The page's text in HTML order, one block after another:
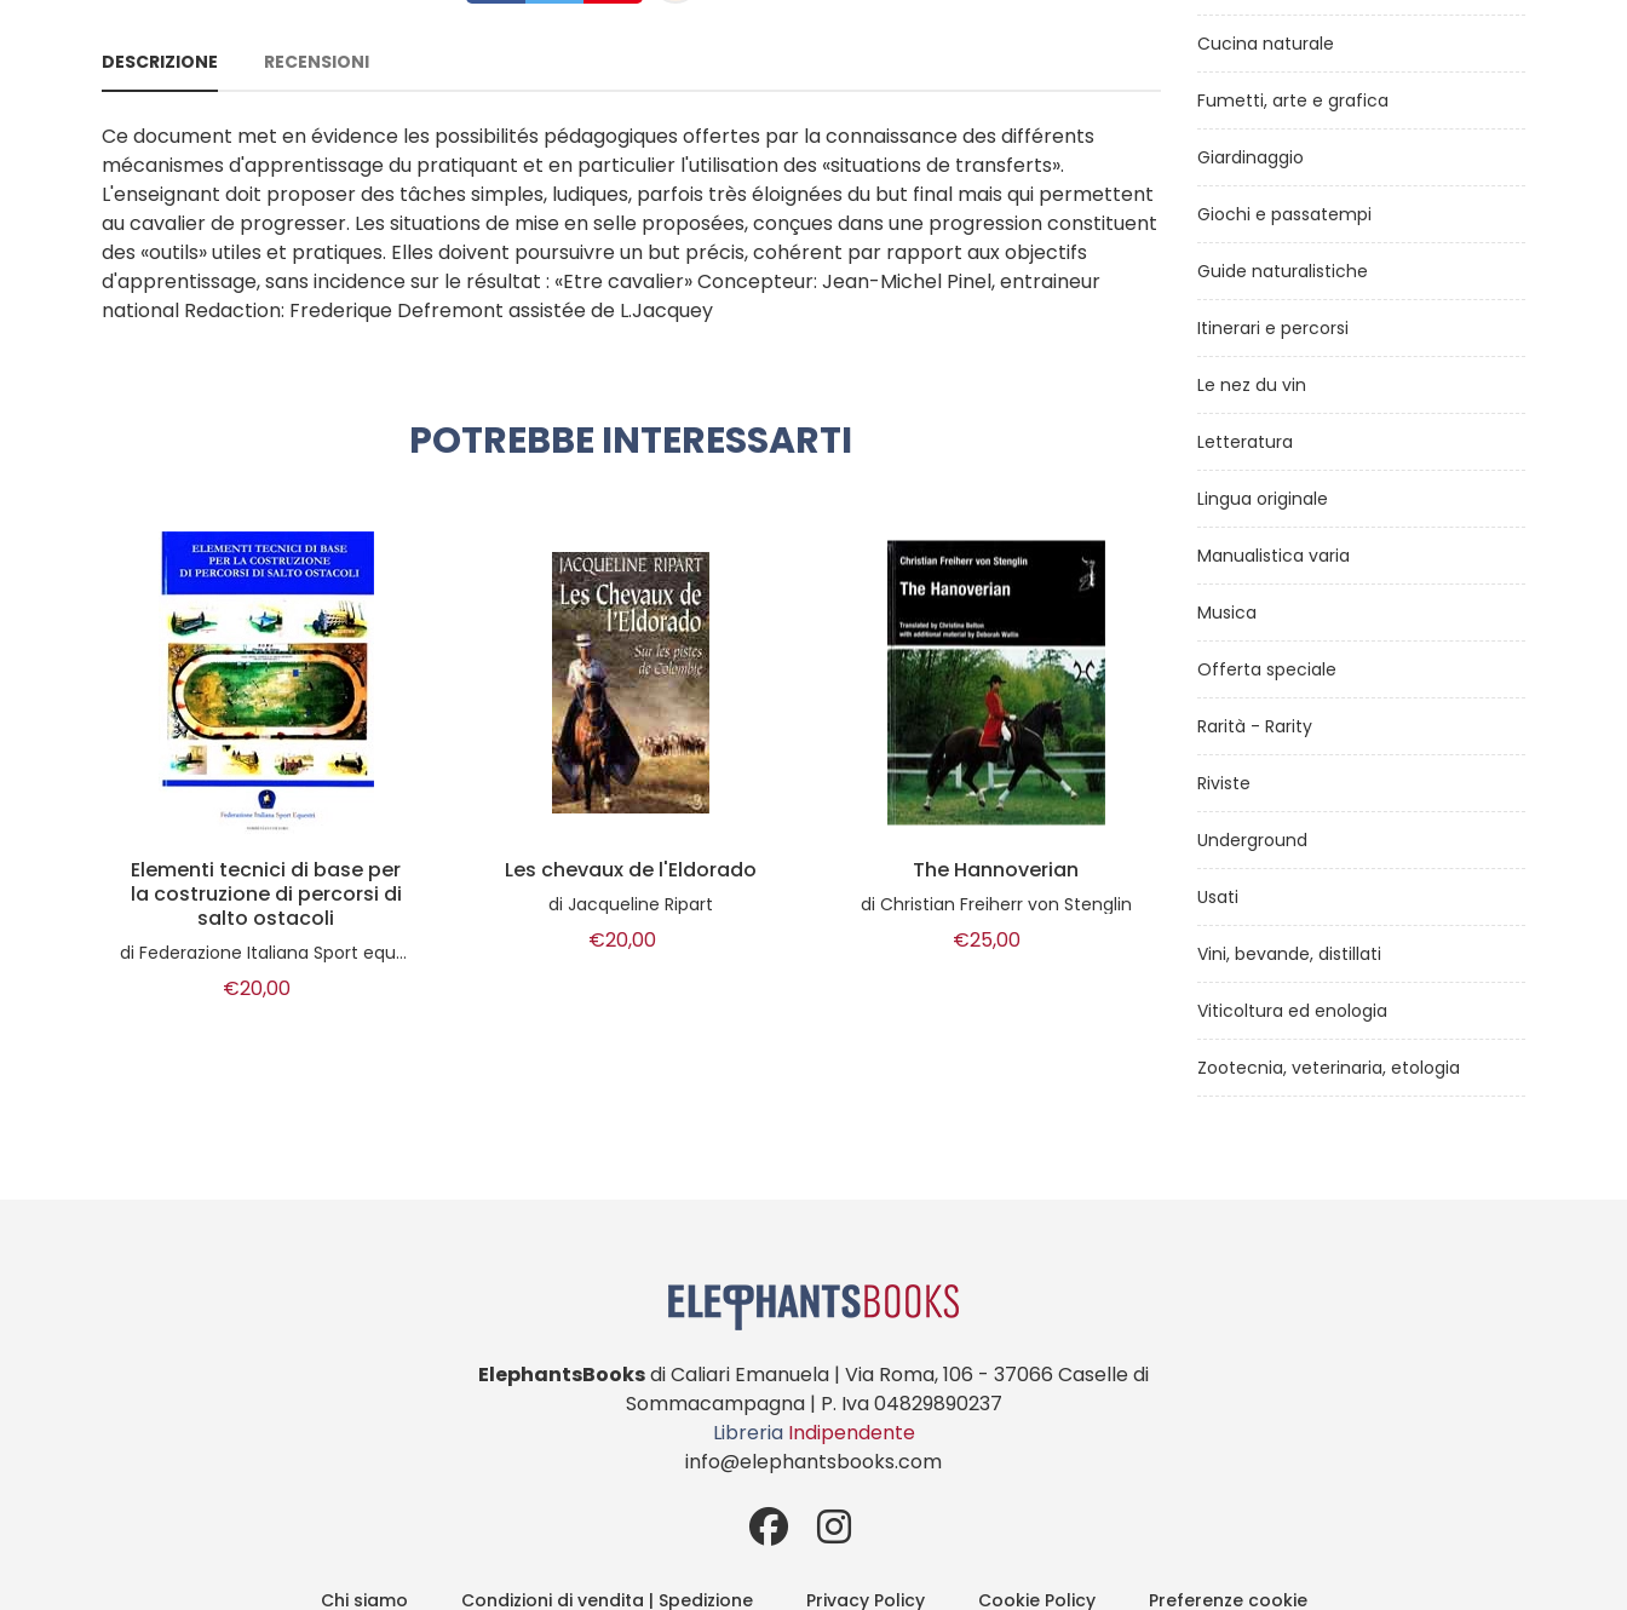
DESCRIZIONE RECENSIONI
Ce document met en évidence les possibilités pédagogiques offertes par la connaissance des différents
mécanismes d'apprentissage du pratiquant et en particulier l'utilisation des «situations de transferts».
L'enseignant doit proposer des tâches simples, ludiques, parfois très éloignées du but final mais qui permettent
au cavalier de progresser. Les situations de mise en selle proposées, conçues dans une progression constituent
des «outils» utiles et pratiques. Elles doivent poursuivre un but précis, cohérent par rapport aux objectifs
d'apprentissage, sans incidence sur le résultat : «Etre cavalier» Concepteur: Jean-Michel Pinel, entraineur
national Redaction: Frederique Defremont assistée de L.Jacquey
POTREBBE INTERESSARTI
Les chevaux de l'Eldorado
di Jacqueline Ripart
€20,00
The Hannoverian
Christian Freiherr von Stenglin
€25,00
Uomini e cavalli. Raccontati
dal buttero Dario Cellini
diDario Cellini
The Morgan horse
€25,00
Cucina naturale
Fumetti, arte e grafica
Giardinaggio
Giochi e passatempi
Guide naturalistiche
Itinerari e percorsi
Le nez du vin
Letteratura
Lingua originale
Manualistica varia
Musica
Offerta speciale
Rarità - Rarity
Riviste
Underground
Usati
Vini, bevande, distillati
Viticoltura ed enologia
Zootecnia, veterinaria, etologia
ElephantsBooksdi Caliari Emanuela | Via Roma, 106 - 37066 Caselle di
Sommacampagna | P. Iva 04829890237
Libreria Indipendente
info@elephantsbooks.com
Chi siamo Condizioni di vendita | Spedizione Privacy Policy Cookie Policy Preferenze cookie